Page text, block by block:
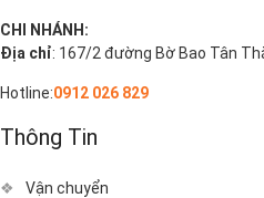
CHI NHÁNH:
Địa chỉ: 167/2 đường Bờ Bao Tân
Hotline:0912 026 829
Thông Tin
Vận chuyển